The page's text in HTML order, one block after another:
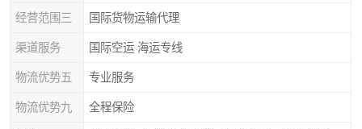
经营范围三 国际货物运输代理
渠道服务 国际空运 海运专线
物流优势五 专业服务
物流优势九 全程保险